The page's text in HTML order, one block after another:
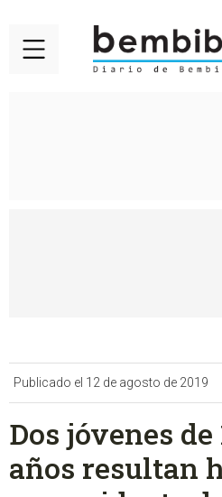
Publicado el 12 de agosto de 2019
Dos jóvenes de
años resultan